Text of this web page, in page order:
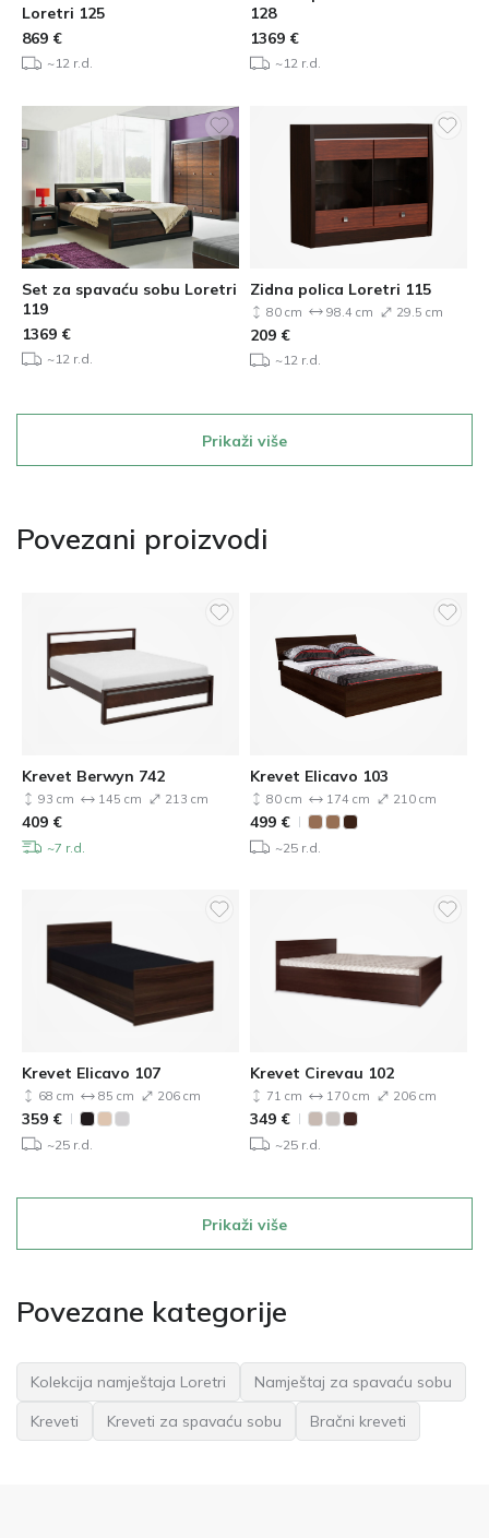
Loretri 125
869 €
~12 r.d.
128
1369 €
~12 r.d.
Set za spavaću sobu Loretri
119
1369 €
~12 r.d.
Zidna polica Loretri 115
80 cm 98.4 cm 29.5 cm
209 €
~12 r.d.
Prikaži više
Povezani proizvodi
Krevet Berwyn 742
93 cm 145 cm 213 cm
409 €
~7 r.d.
Krevet Elicavo 103
80 cm 174 cm 210 cm
499 €
~25 r.d.
Krevet Elicavo 107
68 cm 85 cm 206 cm
359 €
~25 r.d.
Krevet Cirevau 102
71 cm 170 cm 206 cm
349 €
~25 r.d.
Prikaži više
Povezane kategorije
Kolekcija namještaja Loretri
Namještaj za spavaću sobu
Kreveti
Kreveti za spavaću sobu Bračni kreveti